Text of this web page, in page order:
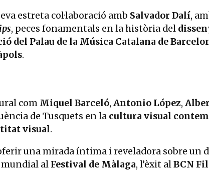
estreta col·laboració amb Salvador Dalí,
, peces fonamentals en la història del
del Palau de la Música Catalana de
.
com Miquel Barceló, Antonio López,
de Tusquets en la cultura visual
visual.
una mirada íntima i reveladora sobre un
mundial al Festival de Màlaga, l’èxit alBCN